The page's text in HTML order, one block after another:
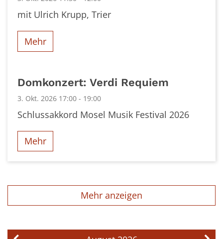
mit Ulrich Krupp, Trier
Mehr
Domkonzert: Verdi Requiem
3. Okt. 2026 17:00 - 19:00
Schlussakkord Mosel Musik Festival 2026
Mehr
Mehr anzeigen